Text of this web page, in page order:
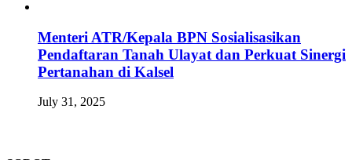
Menteri ATR/Kepala BPN Sosialisasikan
Pendaftaran Tanah Ulayat dan Perkuat Sinergi
Pertanahan di Kalsel
July 31, 2025